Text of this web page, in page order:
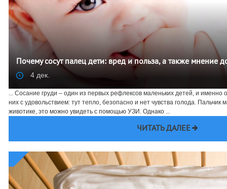
Почему сосут палец дети: вред и польза, а также мнение
4 дек.
... Сосание груди – один из первых рефлексов маленьких детей, и именно
них с удовольствием: тут тепло, безопасно и нет чувства голода.
животике, это можно увидеть с помощью УЗИ. Однако ...
ЧИТАТЬ ДАЛЕЕ